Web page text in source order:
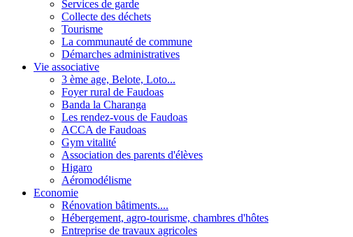
Services de garde
Collecte des déchets
Tourisme
La communauté de commune
Démarches administratives
Vie associative
3 ème age, Belote, Loto...
Foyer rural de Faudoas
Banda la Charanga
Les rendez-vous de Faudoas
ACCA de Faudoas
Gym vitalité
Association des parents d'élèves
Higaro
Aéromodélisme
Economie
Rénovation bâtiments....
Hébergement, agro-tourisme, chambres d'hôtes
Entreprise de travaux agricoles